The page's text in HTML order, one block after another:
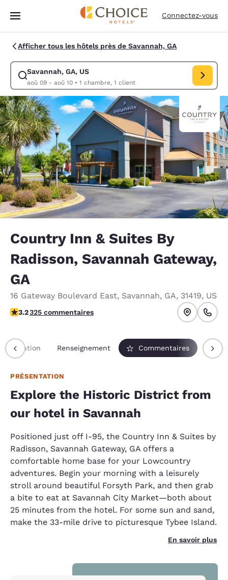
Passer à Contenu Principal
Connectez-vous
Afficher tous les hôtels près de Savannah, GA
Savannah, GA, US
aoû 09 - aoû 10• 1 chambre, 1 client
Modifiez la recherche pour Savannah, GA, US. Date d’arrivée aoû 09,
Country Inn & Suites By
Radisson, Savannah Gateway,
GA
16 Gateway Boulevard East, Savannah, GA, 31419, US
3.17 étoiles. Bien.
3.2325 commentaires
Renseignement Commentaires
PRÉSENTATION
Explore the Historic District from
our hotel in Savannah
Positioned just off I-95, the Country Inn & Suites by
Radisson, Savannah Gateway, GA offers a
comfortable home base for your Lowcountry
adventures. Begin your morning with a leisurely
stroll around beautiful Forsyth Park, and then grab
a bite to eat at Savannah City Market—both about
25 minutes from the hotel. For some sun and sand,
make the 33-mile drive to picturesque Tybee Island.
En savoir plus